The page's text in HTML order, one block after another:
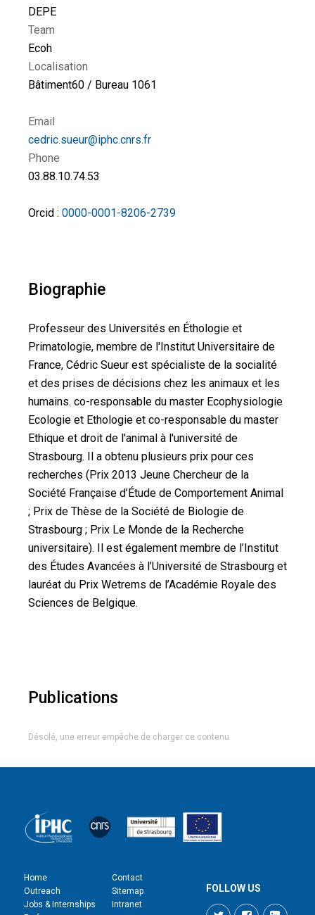
DEPE
Team
Ecoh
Localisation
Bâtiment60 / Bureau 1061
Email
cedric.sueur@iphc.cnrs.fr
Phone
03.88.10.74.53
Orcid : 0000-0001-8206-2739
Biographie
Professeur des Universités en Éthologie et
Primatologie, membre de l'Institut Universitaire de
France, Cédric Sueur est spécialiste de la socialité
et des prises de décisions chez les animaux et les
humains. co-responsable du master Ecophysiologie
Ecologie et Ethologie et co-responsable du master
Ethique et droit de l'animal à l'université de
Strasbourg. Il a obtenu plusieurs prix pour ces
recherches (Prix 2013 Jeune Chercheur de la
Société Française d’Étude de Comportement Animal
; Prix de Thèse de la Société de Biologie de
Strasbourg ; Prix Le Monde de la Recherche
universitaire). Il est également membre de l’Institut
des Études Avancées à l’Université de Strasbourg et
lauréat du Prix Wetrems de l’Académie Royale des
Sciences de Belgique.
Publications
Désolé, une erreur empêche de charger ce contenu
Home
Outreach
Jobs & Internships
Contact
Sitemap
Intranet
FOLLOW US
TwitterFacebook